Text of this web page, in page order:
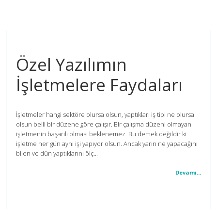
Özel Yazılımın
İşletmelere Faydaları
İşletmeler hangi sektöre olursa olsun, yaptıkları iş tipi ne olursa
olsun belli bir düzene göre çalışır. Bir çalışma düzeni olmayan
işletmenin başarılı olması beklenemez. Bu demek değildir ki
işletme her gün aynı işi yapıyor olsun. Ancak yarın ne yapacağını
bilen ve dün yaptıklarını ölç...
Devamı...